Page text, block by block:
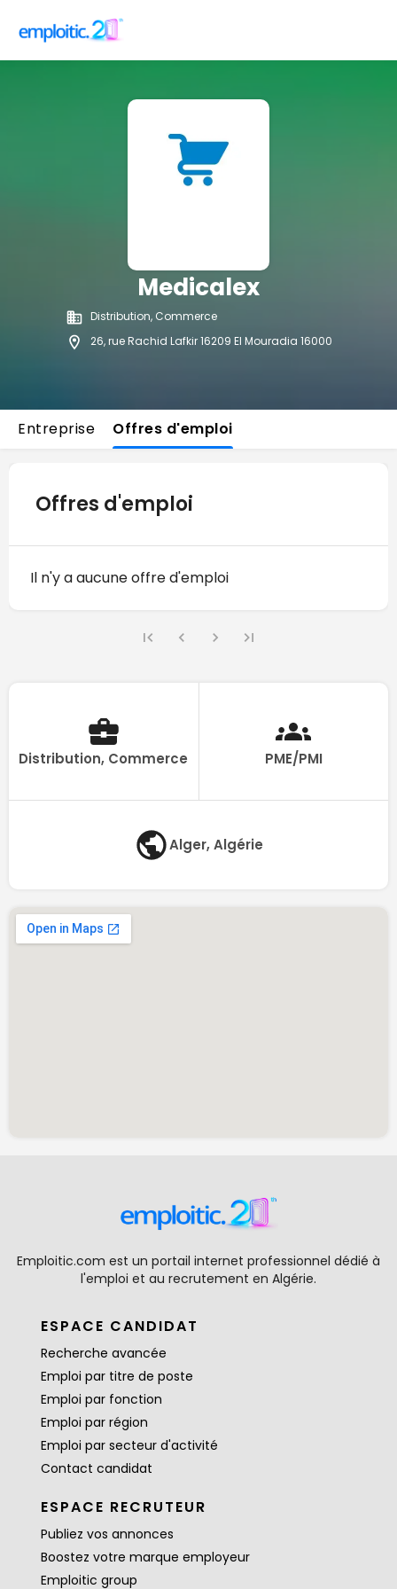
Medicalex
Distribution, Commerce
26, rue Rachid Lafkir 16209 El Mouradia 16000
Entreprise Offres d'emploi
Offres d'emploi
Il n'y a aucune offre d'emploi
Distribution, Commerce PME/PMI
Alger, Algérie
Emploitic.com est un portail internet professionnel dédié à
l'emploi et au recrutement en Algérie.
ESPACE CANDIDAT
Recherche avancée
Emploi par titre de poste
Emploi par fonction
Emploi par région
Emploi par secteur d'activité
Contact candidat
ESPACE RECRUTEUR
Publiez vos annonces
Boostez votre marque employeur
Emploitic group